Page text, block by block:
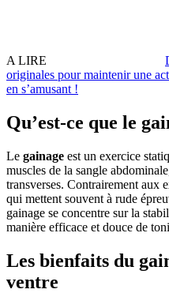
A LIRE
originales pour maintenir une
en sʼamusant !
Qu’est-ce que le
Le gainage est un exercice
muscles de la sangle
transverses. Contrairement aux
qui mettent souvent à rude
gainage se concentre sur la
manière efficace et douce de
Les bienfaits du
ventre